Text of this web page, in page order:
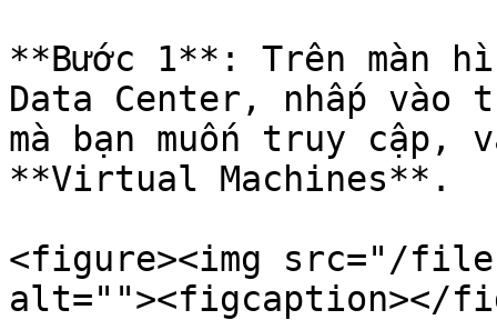
**Bước 1**: Trên màn
Data Center, nhấp vào
mà bạn muốn truy
**Virtual Machines**.
<figure><img src="/files/
alt=""><figcaption></